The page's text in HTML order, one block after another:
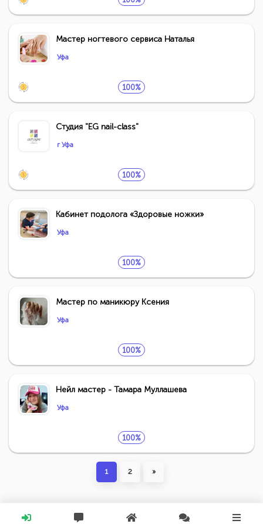
Мастер ногтевого сервиса Наталья
Уфа
100%
Студия "EG nail-class"
г Уфа
100%
Кабинет подолога «Здоровые ножки»
Уфа
100%
Мастер по маникюру Ксения
Уфа
100%
Нейл мастер - Тамара Муллашева
Уфа
100%
1 2 »